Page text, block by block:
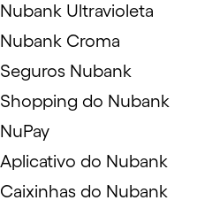
Nubank Ultravioleta
Nubank Croma
Seguros Nubank
Shopping do Nubank
NuPay
Aplicativo do Nubank
Caixinhas do Nubank